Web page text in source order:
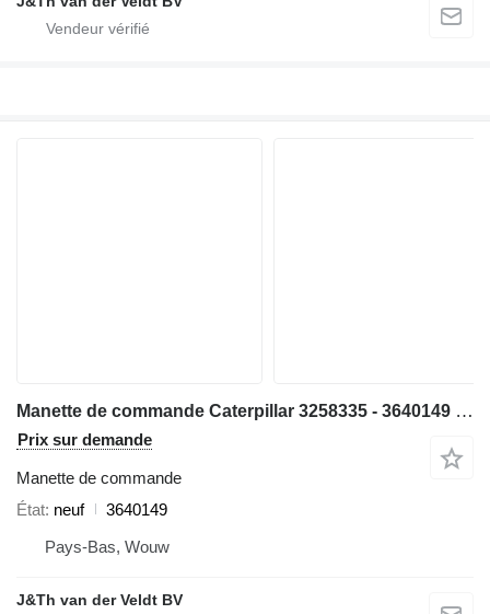
Manette de commande Caterpillar 3258335 - 3640149 pour bulldozer Caterpillar D9 D6N D8T D9T D6NXL D6TXL D6TXW D6NLGP D6TLGP
Prix sur demande
Manette de commande
État neuf
3640149
Pays-Bas, Wouw
J&Th van der Veldt BV